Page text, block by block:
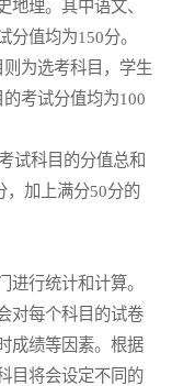
理。其中语文、
值均为150分。
为选考科目，学生
考试分值均为100
试科目的分值总和
，加上满分50分的
行统计和计算。
对每个科目的试卷
成绩等因素。根据
目将会设定不同的